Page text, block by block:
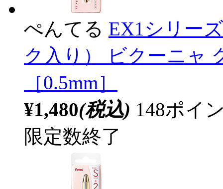
ぺんてる EX1シリー
ク入り） ビクーニャ
［0.5mm］
¥1,480(税込) 148ポイ
限定数終了